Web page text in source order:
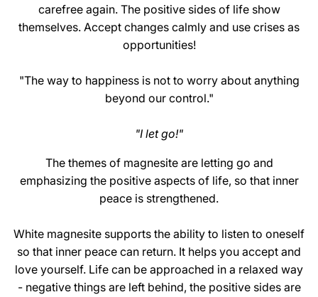
carefree again. The positive sides of life show
themselves. Accept changes calmly and use crises as
opportunities!
"The way to happiness is not to worry about anything
beyond our control."
"I let go!"
The themes of magnesite are letting go and
emphasizing the positive aspects of life, so that inner
peace is strengthened.
White magnesite supports the ability to listen to oneself
so that inner peace can return. It helps you accept and
love yourself. Life can be approached in a relaxed way
- negative things are left behind, the positive sides are